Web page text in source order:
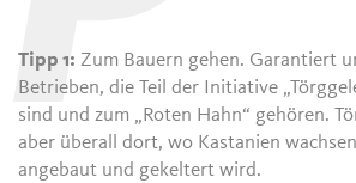
Tipp 1: Zum Bauern gehen. Garantiert
Betrieben, die Teil der Initiative
sind und zum „Roten Hahn“ gehören.
aber überall dort, wo Kastanien
angebaut und gekeltert wird.